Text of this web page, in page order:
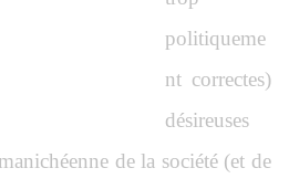
politiqueme
nt correctes)
désireuses
de la société (et de